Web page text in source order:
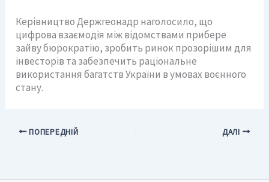
Керівництво Держгеонадр наголосило, що
цифрова взаємодія між відомствами прибере
зайву бюрократію, зробить ринок прозорішим для
інвесторів та забезпечить раціональне
використання багатств України в умовах воєнного
стану.
ПОПЕРЕДНІЙ ДАЛІ